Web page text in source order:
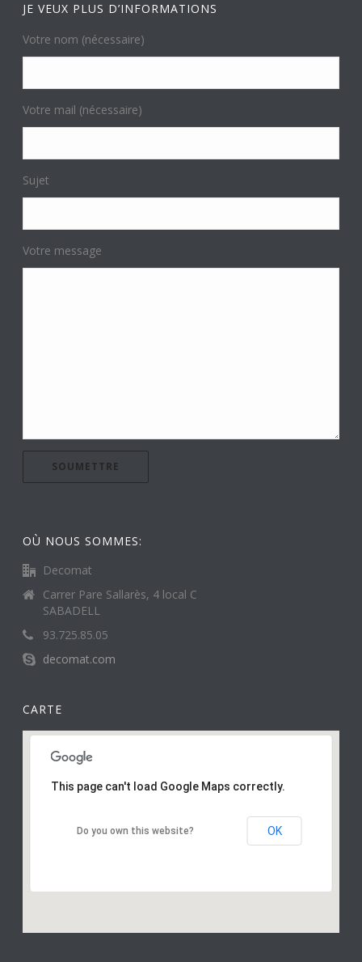
JE VEUX PLUS D’INFORMATIONS
Votre nom (nécessaire)
Votre mail (nécessaire)
Sujet
Votre message
OÙ NOUS SOMMES:
Decomat
Carrer Pare Sallarès, 4 local C
SABADELL
93.725.85.05
decomat.com
CARTE
This page can't load Google Maps correctly.
Do you own this website? OK